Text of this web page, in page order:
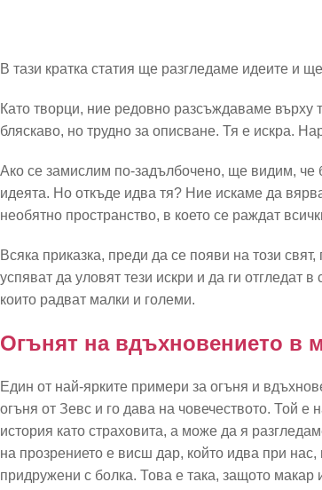
В тази кратка статия ще разгледаме идеите и
Като творци, ние редовно разсъждаваме върху
бляскаво, но трудно за описване. Тя е искра.
Ако се замислим по-задълбочено, ще видим,
идеята. Но откъде идва тя? Ние искаме да
необятно пространство, в което се раждат
Всяка приказка, преди да се появи на този
успяват да уловят тези искри и да ги отгледат
които радват малки и големи.
Огънят на вдъхновението в
Един от най-ярките примери за огъня и
огъня от Зевс и го дава на човечеството. Той е
история като страховита, а може да я
на прозрението е висш дар, който идва при
придружени с болка. Това е така, защото